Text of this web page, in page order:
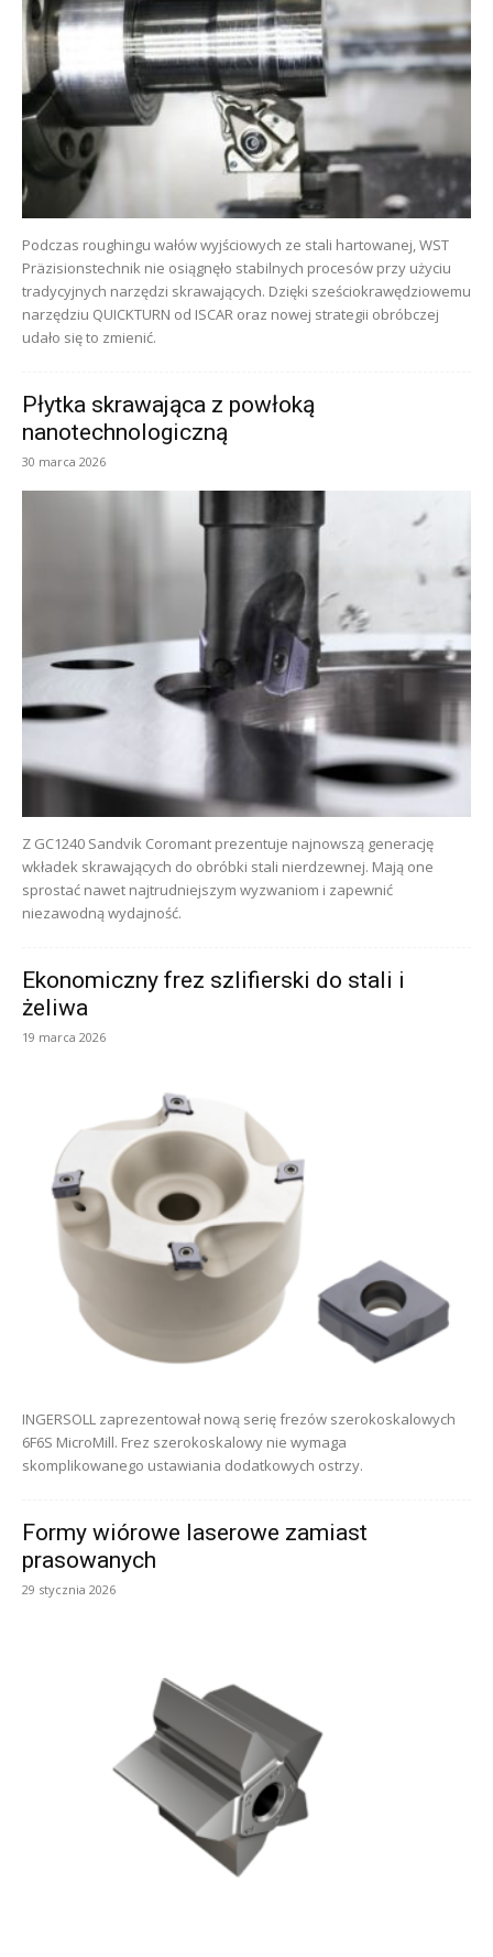
Podczas roughingu wałów wyjściowych ze stali hartowanej, WST
Präzisionstechnik nie osiągnęło stabilnych procesów przy użyciu
tradycyjnych narzędzi skrawających. Dzięki sześciokrawędziowemu
narzędziu QUICKTURN od ISCAR oraz nowej strategii obróbczej
udało się to zmienić.
Płytka skrawająca z powłoką
nanotechnologiczną
30 marca 2026
Z GC1240 Sandvik Coromant prezentuje najnowszą generację
wkładek skrawających do obróbki stali nierdzewnej. Mają one
sprostać nawet najtrudniejszym wyzwaniom i zapewnić
niezawodną wydajność.
Ekonomiczny frez szlifierski do stali i
żeliwa
19 marca 2026
INGERSOLL zaprezentował nową serię frezów szerokoskalowych
6F6S MicroMill. Frez szerokoskalowy nie wymaga
skomplikowanego ustawiania dodatkowych ostrzy.
Formy wiórowe laserowe zamiast
prasowanych
29 stycznia 2026